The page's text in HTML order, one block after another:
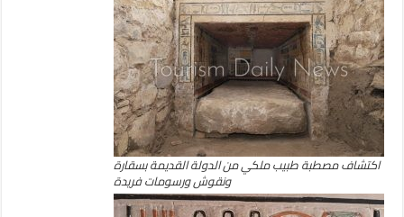
اكتشاف مصطبة طبيب ملكي من الدولة القديمة بسقارة
ونقوش ورسومات فريدة